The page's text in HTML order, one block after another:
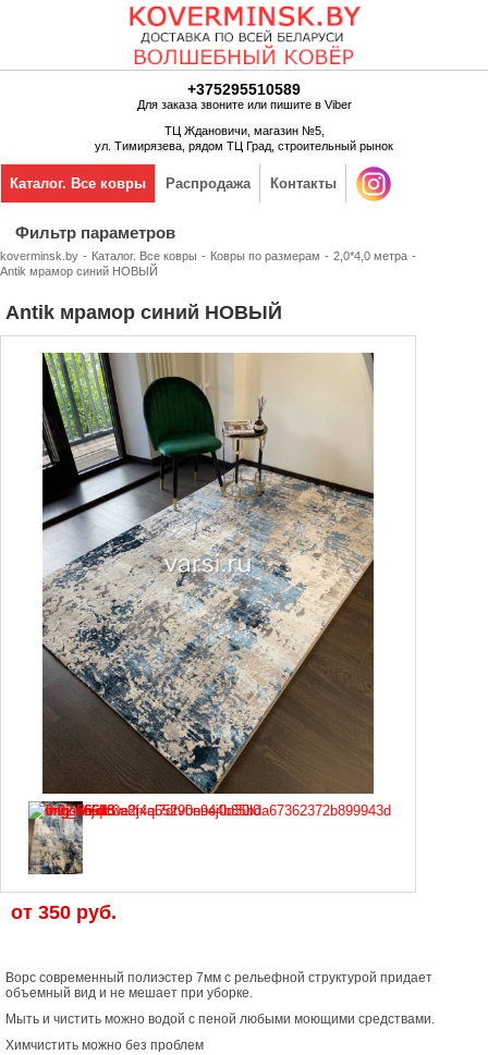
+375295510589
Для заказа звоните или пишите в Viber
ТЦ Ждановичи, магазин №5,
ул. Тимирязева, рядом ТЦ Град, строительный рынок
Каталог. Все ковры Распродажа Контакты
Фильтр параметров
koverminsk.by - Каталог. Все ковры - Ковры по размерам - 2,0*4,0 метра -
Antik мрамор синий НОВЫЙ
Antik мрамор синий НОВЫЙ
от 350 руб.
Ворс современный полиэстер 7мм с рельефной структурой придает
объемный вид и не мешает при уборке.
Мыть и чистить можно водой с пеной любыми моющими средствами.
Химчистить можно без проблем